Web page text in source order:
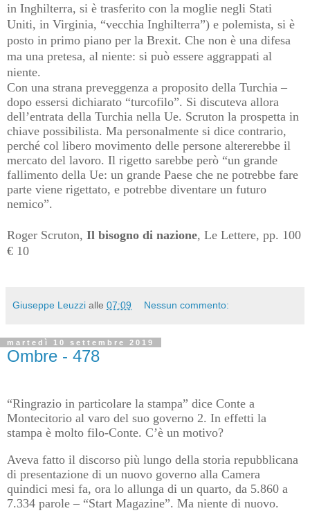
in Inghilterra, si è trasferito con la moglie negli Stati
Uniti, in Virginia, “vecchia Inghilterra”) e polemista, si è
posto in primo piano per la Brexit. Che non è una difesa
ma una pretesa, al niente: si può essere aggrappati al
niente.
Con una strana preveggenza a proposito della Turchia –
dopo essersi dichiarato “turcofilo”. Si discuteva allora
dell’entrata della Turchia nella Ue. Scruton la prospetta in
chiave possibilista. Ma personalmente si dice contrario,
perché col libero movimento delle persone altererebbe il
mercato del lavoro. Il rigetto sarebbe però “un grande
fallimento della Ue: un grande Paese che ne potrebbe fare
parte viene rigettato, e potrebbe diventare un futuro
nemico”.
Roger Scruton, Il bisogno di nazione, Le Lettere, pp. 100
€ 10
Giuseppe Leuzzi alle 07:09 Nessun commento:
martedì 10 settembre 2019
Ombre - 478
“Ringrazio in particolare la stampa” dice Conte a
Montecitorio al varo del suo governo 2. In effetti la
stampa è molto filo-Conte. C’è un motivo?
Aveva fatto il discorso più lungo della storia repubblicana
di presentazione di un nuovo governo alla Camera
quindici mesi fa, ora lo allunga di un quarto, da 5.860 a
7.334 parole – “Start Magazine”. Ma niente di nuovo.